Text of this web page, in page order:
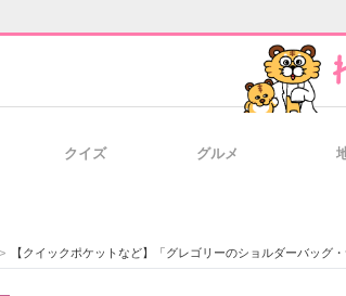
クイズ グルメ
> 【クイックポケットなど】「グレゴリーのショルダーバッグ・サコッシュ」